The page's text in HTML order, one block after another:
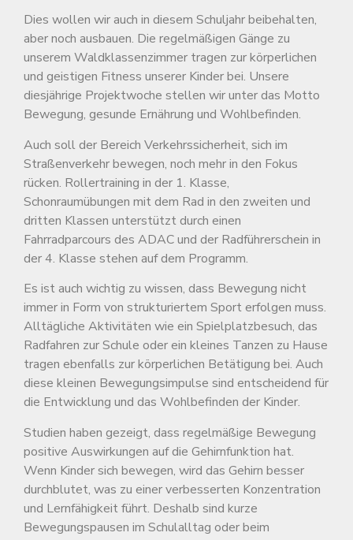
Dies wollen wir auch in diesem Schuljahr beibehalten,
aber noch ausbauen. Die regelmäßigen Gänge zu
unserem Waldklassenzimmer tragen zur körperlichen
und geistigen Fitness unserer Kinder bei. Unsere
diesjährige Projektwoche stellen wir unter das Motto
Bewegung, gesunde Ernährung und Wohlbefinden.
Auch soll der Bereich Verkehrssicherheit, sich im
Straßenverkehr bewegen, noch mehr in den Fokus
rücken. Rollertraining in der 1. Klasse,
Schonraumübungen mit dem Rad in den zweiten und
dritten Klassen unterstützt durch einen
Fahrradparcours des ADAC und der Radführerschein in
der 4. Klasse stehen auf dem Programm.
Es ist auch wichtig zu wissen, dass Bewegung nicht
immer in Form von strukturiertem Sport erfolgen muss.
Alltägliche Aktivitäten wie ein Spielplatzbesuch, das
Radfahren zur Schule oder ein kleines Tanzen zu Hause
tragen ebenfalls zur körperlichen Betätigung bei. Auch
diese kleinen Bewegungsimpulse sind entscheidend für
die Entwicklung und das Wohlbefinden der Kinder.
Studien haben gezeigt, dass regelmäßige Bewegung
positive Auswirkungen auf die Gehirnfunktion hat.
Wenn Kinder sich bewegen, wird das Gehirn besser
durchblutet, was zu einer verbesserten Konzentration
und Lernfähigkeit führt. Deshalb sind kurze
Bewegungspausen im Schulalltag oder beim